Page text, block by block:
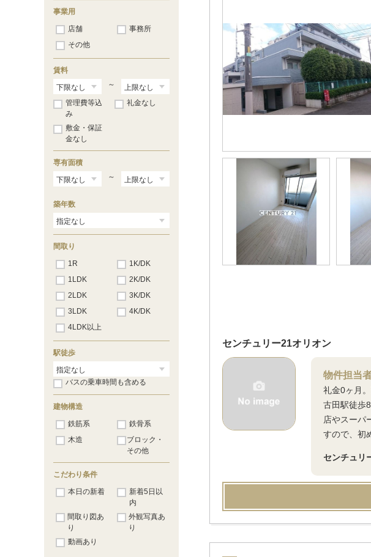
センチュリー21オリオン
物件担当
礼金0ヶ月
古田駅徒歩
店やスーパ
すので、初
センチュリ
事業用
店舗
事務所
その他
賃料
～
管理費等込
み
礼金なし
敷金・保証
金なし
専有面積
～
築年数
間取り
1R
1K/DK
1LDK
2K/DK
2LDK
3K/DK
3LDK
4K/DK
4LDK以上
駅徒歩
バスの乗車時間も含める
建物構造
鉄筋系
鉄骨系
木造
ブロック・
その他
こだわり条件
本日の新着
新着5日以
内
間取り図あ
り
外観写真あ
り
動画あり